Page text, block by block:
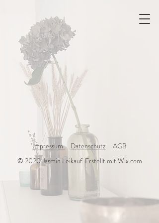
Impressum Datenschutz
AGB
© 2020 Jasmin Leikauf. Erstellt mit Wix.com